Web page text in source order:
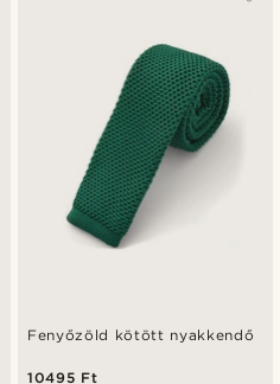
Fenyőzöld kötött nyakkendő
10495 Ft